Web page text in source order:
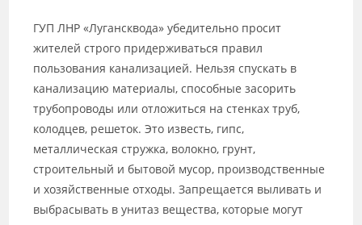
ГУП ЛНР «Лугансквода» убедительно просит
жителей строго придерживаться правил
пользования канализацией. Нельзя спускать в
канализацию материалы, способные засорить
трубопроводы или отложиться на стенках труб,
колодцев, решеток. Это известь, гипс,
металлическая стружка, волокно, грунт,
строительный и бытовой мусор, производственные
и хозяйственные отходы. Запрещается выливать и
выбрасывать в унитаз вещества, которые могут